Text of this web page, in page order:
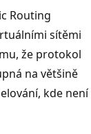
Routing
sítěmi
že protokol
na většině
kde není